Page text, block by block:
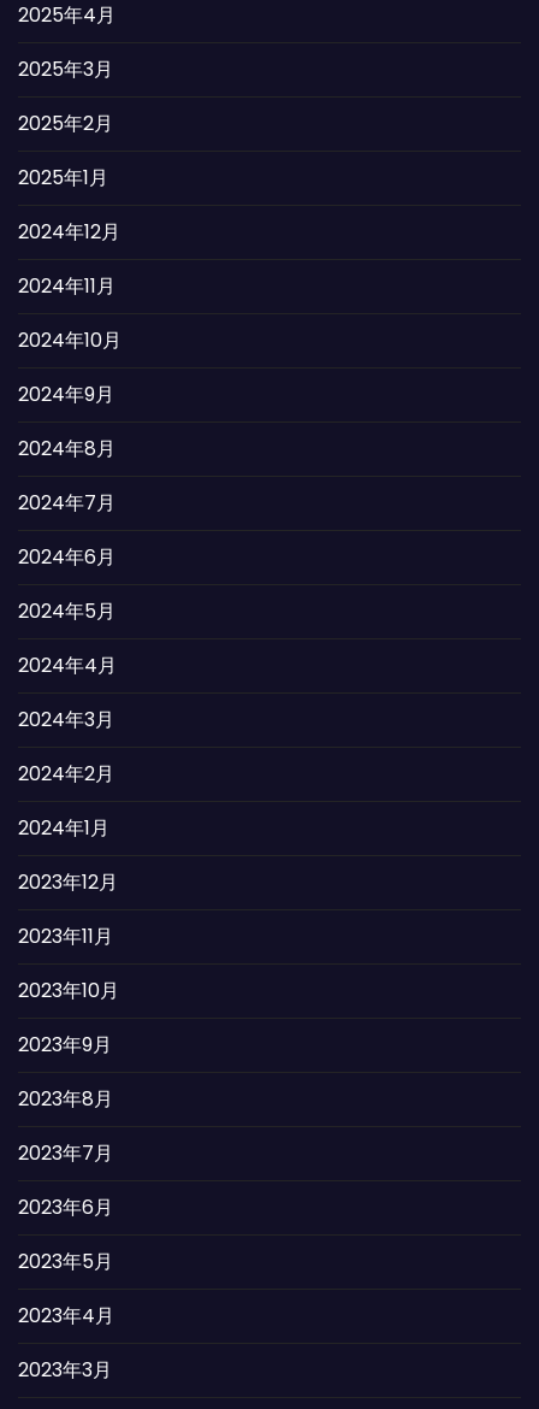
2025年4月
2025年3月
2025年2月
2025年1月
2024年12月
2024年11月
2024年10月
2024年9月
2024年8月
2024年7月
2024年6月
2024年5月
2024年4月
2024年3月
2024年2月
2024年1月
2023年12月
2023年11月
2023年10月
2023年9月
2023年8月
2023年7月
2023年6月
2023年5月
2023年4月
2023年3月